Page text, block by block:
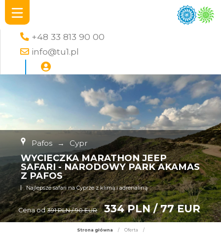
+48 33 813 90 00
info@tu1.pl
Pafos → Cypr
WYCIECZKA MARATHON JEEP
SAFARI - NARODOWY PARK AKAMAS
Z PAFOS
Najlepsze safari na Cyprze z klimą i adrenaliną
Cena od 391 PLN / 90 EUR 334 PLN / 77 EUR
Strona główna / Oferta
/